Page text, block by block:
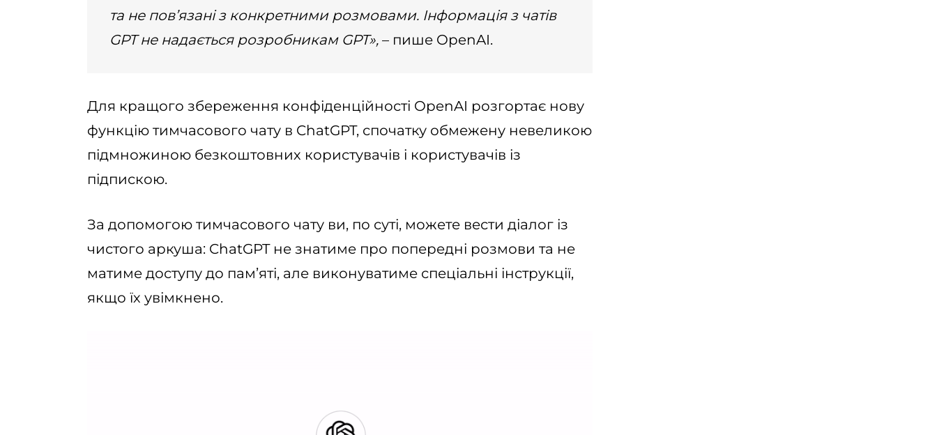
та не пов’язані з конкретними розмовами. Інформація з чатів
GPT не надається розробникам GPT», – пише OpenAI.
Для кращого збереження конфіденційності OpenAI розгортає нову
функцію тимчасового чату в ChatGPT, спочатку обмежену невеликою
підмножиною безкоштовних користувачів і користувачів із
підпискою.
За допомогою тимчасового чату ви, по суті, можете вести діалог із
чистого аркуша: ChatGPT не знатиме про попередні розмови та не
матиме доступу до пам’яті, але виконуватиме спеціальні інструкції,
якщо їх увімкнено.